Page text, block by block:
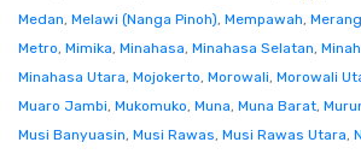
Medan, Melawi (Nanga Pinoh), Mempawah,
Metro, Mimika, Minahasa, Minahasa Selatan,
Minahasa Utara, Mojokerto, Morowali, Morowali
Muaro Jambi, Mukomuko, Muna, Muna Barat,
Musi Banyuasin, Musi Rawas, Musi Rawas Utara,